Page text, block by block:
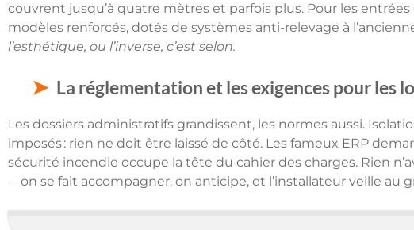
couvrent jusqu’à quatre mètres et parfois plus. Pour les
modèles renforcés, dotés de systèmes anti-relevage à
l’esthétique, ou l’inverse, c’est selon.
La réglementation et les exigences pour les
Les dossiers administratifs grandissent, les normes aussi.
imposés : rien ne doit être laissé de côté. Les fameux ERP
sécurité incendie occupe la tête du cahier des charges. Rien
—on se fait accompagner, on anticipe, et l’installateur veille au